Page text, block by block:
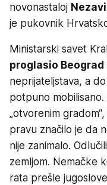
novonastaloj
je pukovnik
Ministarski savet
proglasio
neprijateljstava, a
potpuno
„otvorenim
pravu značilo je da
nije zanimalo.
zemljom. Nemačke
rata prešle